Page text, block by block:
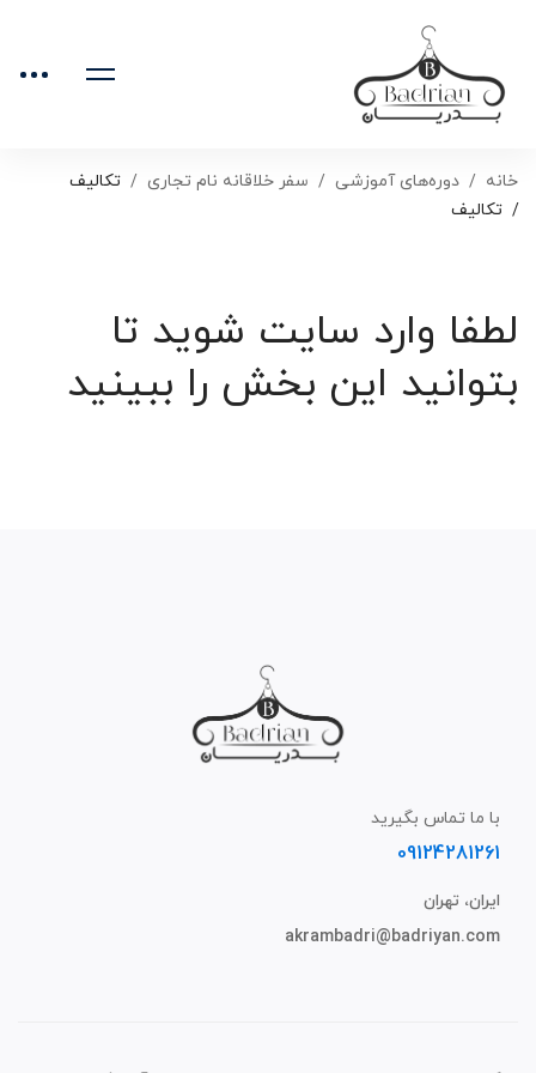
خانه دوره‌های آموزشی سفر خلاقانه نام تجاری
تکالیف
تکالیف
لطفا وارد سایت شوید تا
بتوانید این بخش را ببینید
با ما تماس بگیرید
09124281261
ایران، تهران
akrambadri@badriyan.com